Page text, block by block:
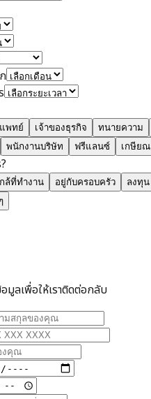
แพทย์ เจ้าของธุรกิจ ทนายความ
พนักงานบริษัท ฟรีแลนซ์ เกษียณ
ล้ที่ทำงาน อยู่กับครอบครัว
ลงทุน
ลเพื่อให้เราติดต่อกลับ